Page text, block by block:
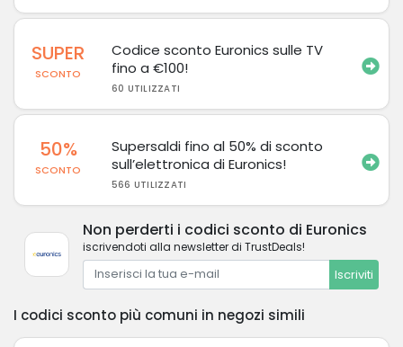
SUPER
SCONTO
Codice sconto Euronics sulle TV
fino a €100!
60 UTILIZZATI
50%
SCONTO
Supersaldi fino al 50% di sconto
sull’elettronica di Euronics!
566 UTILIZZATI
Non perderti i codici sconto di Euronics
iscrivendoti alla newsletter di TrustDeals!
Iscriviti
I codici sconto più comuni in negozi simili